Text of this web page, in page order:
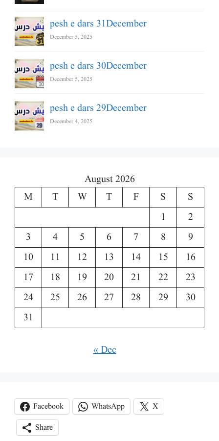
pesh e dars 31December
December 5, 2025
pesh e dars 30December
December 5, 2025
pesh e dars 29December
December 4, 2025
August 2026
M
T W T F S
S
1
2
3
4 5 6 7 8
9
10
11 12 13 14 15
16
17
18 19 20 21 22
23
24
25 26 27 28 29
30
31
« Dec
Facebook WhatsApp
X
Share